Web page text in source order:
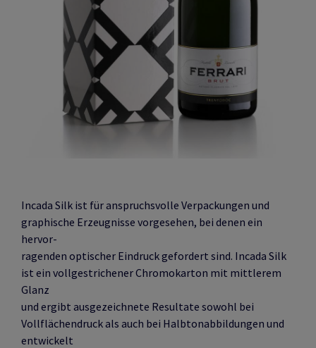
Incada Silk ist für anspruchsvolle Verpackungen und
graphische Erzeugnisse vorgesehen, bei denen ein
hervor-
ragenden optischer Eindruck gefordert sind. Incada Silk
ist ein vollgestrichener Chromokarton mit mittlerem
Glanz
und ergibt ausgezeichnete Resultate sowohl bei
Vollflächendruck als auch bei Halbtonabbildungen und
entwickelt